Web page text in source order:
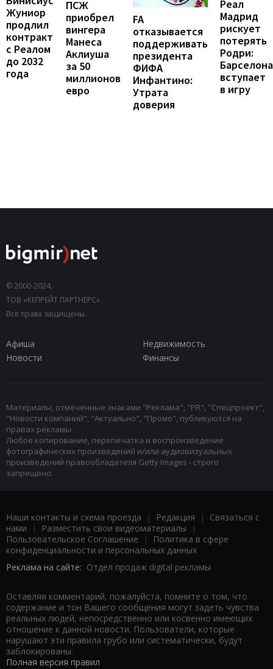
Жуниор
продлил
контракт
с Реалом
до 2032
года
ПСЖ
приобрел
вингера
Манеса
Аклиуша
за 50
миллионов
евро
FA
отказывается
поддерживать
президента
ФИФА
Инфантино:
Утрата
доверия
Реал
Мадрид
рискует
потерять
Родри:
Барселона
вступает
в игру
© 2000-2024,
ТОВ «КЕПРЕЙТ ПАРТНЕРС».
Все права защищены.
Афиша
Недвижимость
Новости
Финансы
Материалы, отмеченные знаками "Реклама", "PR", "Спецпроект",
"Новости компаний", "Актуально", "Промо", публикуются на
правах рекламы.
Любое копирование, перепечатка и воспроизведение
фотографических произведений и/или аудиовизуальных
произведений правообладателя Getty Images - строго
запрещено.
Наши контакты и схема проезда | Редакция | Связаться с
нами | Разместить свои видеоматериалы |
Пользовательское Соглашение |
Политика в сфере
конфиденциальности и персональных данных
Реклама на сайте: Отдел продаж digital рекламы
Оставляя комментарий, пожалуйста, помните о том, что
содержание и тон Вашего сообщения могут задеть чувства
реальных людей, непосредственно или косвенно имеющих
отношение к данной новости. Пользователи, которые
нарушают эти правила грубо или систематически, будут
заблокированы.
Полная версия правил